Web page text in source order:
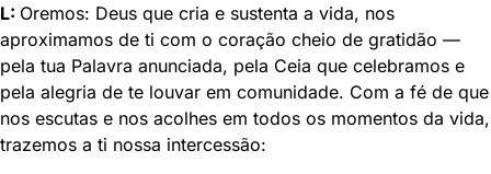
L: Oremos: Deus que cria e sustenta a vida, nos
aproximamos de ti com o coração cheio de gratidão —
pela tua Palavra anunciada, pela Ceia que celebramos e
pela alegria de te louvar em comunidade. Com a fé de que
nos escutas e nos acolhes em todos os momentos da vida,
trazemos a ti nossa intercessão: